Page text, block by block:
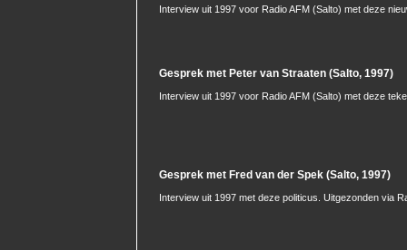
Interview uit 1997 voor Radio AFM (Salto) met deze
Gesprek met Peter van Straaten (Salto, 1997)
Interview uit 1997 voor Radio AFM (Salto) met deze
Gesprek met Fred van der Spek (Salto, 1997)
Interview uit 1997 met deze politicus. Uitgezonden via